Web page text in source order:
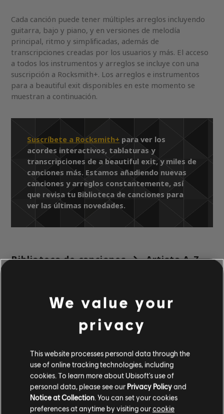
Cada canción puede tener múltiples arreglos incluyendo
guitarra, bajo y piano, y en versiones de melodía
principal, ritmo y simplificadas, además de
transcripciones creadas por los usuarios y más. El acceso
a todos los instrumentos y arreglos se incluye con una
suscripción a Rocksmith+. Los arreglos e instrumentos
para a beautiful exit disponibles en este momento se
muestran a continuación.
Suscríbete a Rocksmith+ para ver los
acordes interactivos, tablaturas y
transcripciones de a beautiful exit, y miles de
canciones más. Estamos añadiendo nuevas
canciones y arreglos constantemente, así
que revisa tu Biblioteca de canciones para
ver las últimas novedades.
Biblioteca de canciones
Artista A-Z
a beautiful exit
ARREGLOS
VERIFICADOS
Instrumento / Tipo de arr. Verificado
We value your
privacy
This website processes personal data through the
use of online tracking technologies, including
cookies. To learn more about Ubisoft's use of
personal data, please see our Privacy Policyand
Notice at Collection. You can set your cookies
preferences at anytime by visiting ourcookie